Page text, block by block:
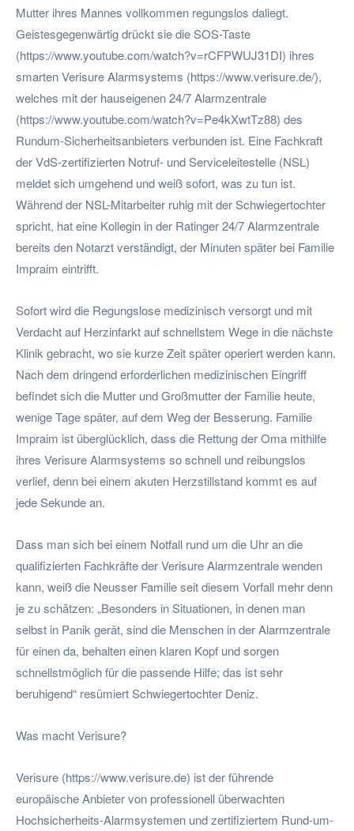
Mutter ihres Mannes vollkommen regungslos daliegt.
Geistesgegenwärtig drückt sie die SOS-Taste
(https://www.youtube.com/watch?v=rCFPWUJ31DI) ihres
smarten Verisure Alarmsystems (https://www.verisure.de/),
welches mit der hauseigenen 24/7 Alarmzentrale
(https://www.youtube.com/watch?v=Pe4kXwtTz88) des
Rundum-Sicherheitsanbieters verbunden ist. Eine Fachkraft
der VdS-zertifizierten Notruf- und Serviceleitestelle (NSL)
meldet sich umgehend und weiß sofort, was zu tun ist.
Während der NSL-Mitarbeiter ruhig mit der Schwiegertochter
spricht, hat eine Kollegin in der Ratinger 24/7 Alarmzentrale
bereits den Notarzt verständigt, der Minuten später bei Familie
Impraim eintrifft.
Sofort wird die Regungslose medizinisch versorgt und mit
Verdacht auf Herzinfarkt auf schnellstem Wege in die nächste
Klinik gebracht, wo sie kurze Zeit später operiert werden kann.
Nach dem dringend erforderlichen medizinischen Eingriff
befindet sich die Mutter und Großmutter der Familie heute,
wenige Tage später, auf dem Weg der Besserung. Familie
Impraim ist überglücklich, dass die Rettung der Oma mithilfe
ihres Verisure Alarmsystems so schnell und reibungslos
verlief, denn bei einem akuten Herzstillstand kommt es auf
jede Sekunde an.
Dass man sich bei einem Notfall rund um die Uhr an die
qualifizierten Fachkräfte der Verisure Alarmzentrale wenden
kann, weiß die Neusser Familie seit diesem Vorfall mehr denn
je zu schätzen: „Besonders in Situationen, in denen man
selbst in Panik gerät, sind die Menschen in der Alarmzentrale
für einen da, behalten einen klaren Kopf und sorgen
schnellstmöglich für die passende Hilfe; das ist sehr
beruhigend“ resümiert Schwiegertochter Deniz.
Was macht Verisure?
Verisure (https://www.verisure.de) ist der führende
europäische Anbieter von professionell überwachten
Hochsicherheits-Alarmsystemen und zertifiziertem Rund-um-